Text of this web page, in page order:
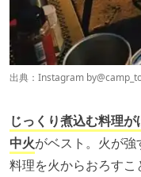
出典：Instagram by@
じっくり煮込む料理
中火がベスト。火が
料理を火からおろす